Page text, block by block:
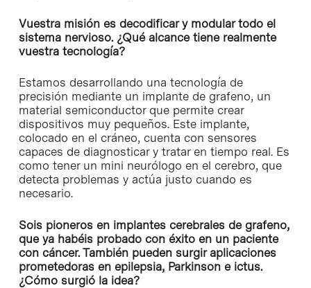
Vuestra misión es decodificar y modular todo el
sistema nervioso. ¿Qué alcance tiene realmente
vuestra tecnología?
Estamos desarrollando una tecnología de
precisión mediante un implante de grafeno, un
material semiconductor que permite crear
dispositivos muy pequeños. Este implante,
colocado en el cráneo, cuenta con sensores
capaces de diagnosticar y tratar en tiempo real. Es
como tener un mini neurólogo en el cerebro, que
detecta problemas y actúa justo cuando es
necesario.
Sois pioneros en implantes cerebrales de grafeno,
que ya habéis probado con éxito en un paciente
con cáncer. También pueden surgir aplicaciones
prometedoras en epilepsia, Parkinson e ictus.
¿Cómo surgió la idea?